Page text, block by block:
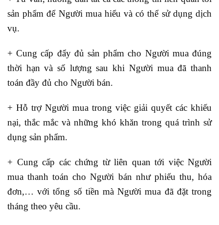
sản phẩm để Người mua hiểu và có thể sử dụng dịch
vụ.
+ Cung cấp đẩy đủ sản phẩm cho Người mua đúng
thời hạn và số lượng sau khi Người mua đã thanh
toán đầy đủ cho Người bán.
+ Hỗ trợ Người mua trong việc giải quyết các khiếu
nại, thắc mắc và những khó khăn trong quá trình sử
dụng sản phẩm.
+ Cung cấp các chứng từ liên quan tới việc Người
mua thanh toán cho Người bán như phiếu thu, hóa
đơn,… với tổng số tiền mà Người mua đã đặt trong
tháng theo yêu cầu.